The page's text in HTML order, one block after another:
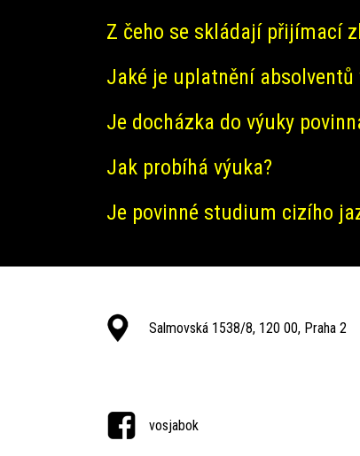
Z čeho se skládají přijímací
Jaké je uplatnění absolventů
Je docházka do výuky
Jak probíhá výuka?
Je povinné studium cizího
Salmovská 1538/8, 120 00, Praha 2
vosjabok